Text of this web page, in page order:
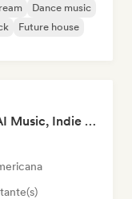
Dance music
Future house
Pop Machine Mode 🤖 AI Music, Indie Pop & Dream Pop